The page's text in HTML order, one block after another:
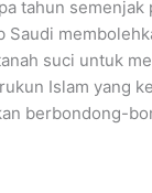
tahun
Saudi
suci untuk
Islam yang
berbondong-